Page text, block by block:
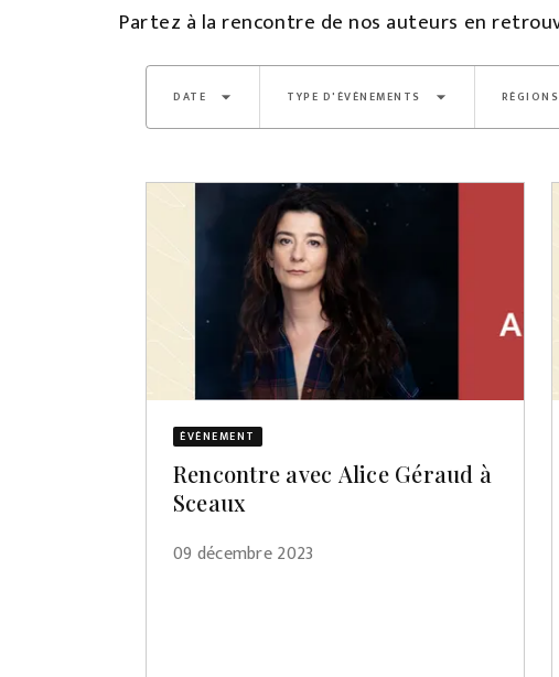
Partez à la rencontre de nos auteurs en
DATE arrow_drop_down TYPE D'ÉVÈNEMENTS arrow_drop_down RÉGIONS
ÉVÈNEMENT
Rencontre avec Alice Géraud à
Sceaux
09 décembre 2023